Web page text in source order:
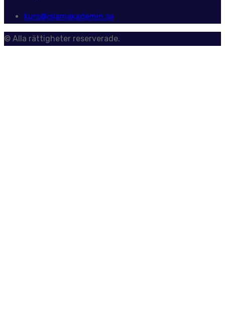
kurs@islamakademin.se
© Alla rättigheter reserverade.